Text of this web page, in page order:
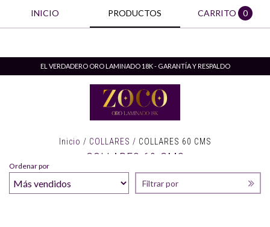
INICIO PRODUCTOS CARRITO 0
EL VERDADERO ORO LAMINADO 18K - GARANTÍA Y RESPALDO
Inicio / COLLARES / COLLARES 60 CMS
COLLARES 60 CMS
Ordenar por
Filtrar por